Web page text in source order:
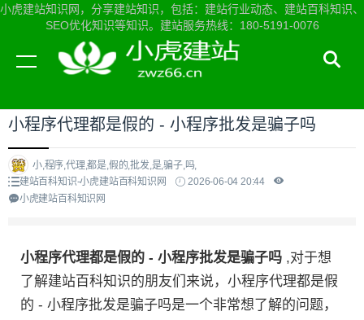
小虎建站知识网，分享建站知识，包括：建站行业动态、建站百科知识、
SEO优化知识等知识。建站服务热线：180-5191-0076
当前位置：小虎建站知识网首页>建站百科知识
小程序代理都是假的 - 小程序批发是骗子吗
小,程序,代理,都是,假的,批发,是,骗子,吗,
建站百科知识-小虎建站百科知识网
2026-06-04 20:44
小虎建站百科知识网
小程序代理都是假的 - 小程序批发是骗子吗 ,对于想
了解建站百科知识的朋友们来说，小程序代理都是假
的 - 小程序批发是骗子吗是一个非常想了解的问题，